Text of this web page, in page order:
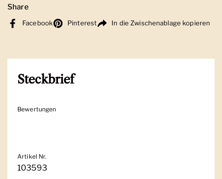
Share
Facebook Pinterest In die Zwischenablage kopieren
Steckbrief
Bewertungen
Artikel Nr.
103593